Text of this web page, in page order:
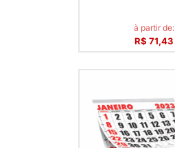
à partir de:
R$ 71,43